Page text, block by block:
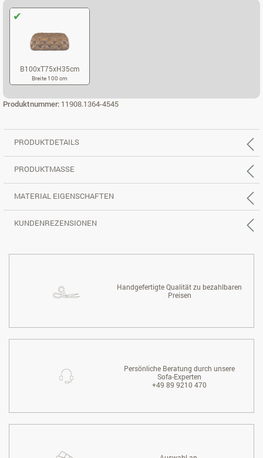
B100xT75xH35cm
Breite 100 cm
Produktnummer: 11908.1364-4545
PRODUKTDETAILS
PRODUKTMASSE
MATERIAL EIGENSCHAFTEN
KUNDENREZENSIONEN
Handgefertigte Qualität zu bezahlbaren
Preisen
Persönliche Beratung durch unsere
Sofa-Experten
+49 89 9210 470